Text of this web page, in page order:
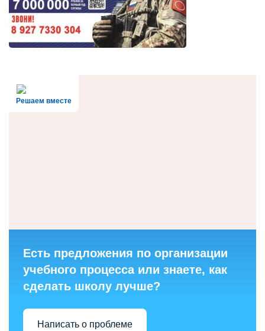
Решаем вместе
Есть предложения по организации
учебного процесса или знаете, как
сделать школу лучше?
Написать о проблеме